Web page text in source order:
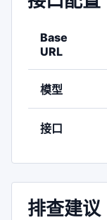
Base
URL
模型
接口
排查建议